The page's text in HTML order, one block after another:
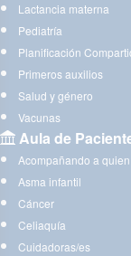
Lactancia materna
Pediatría
Planificación
Primeros auxilios
Salud y género
Vacunas
Aula de
Acompañando a
Asma infantil
Cáncer
Celiaquía
Cuidadoras/es